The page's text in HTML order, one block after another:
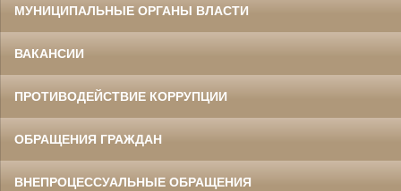
МУНИЦИПАЛЬНЫЕ ОРГАНЫ ВЛАСТИ
ВАКАНСИИ
ПРОТИВОДЕЙСТВИЕ КОРРУПЦИИ
ОБРАЩЕНИЯ ГРАЖДАН
ВНЕПРОЦЕССУАЛЬНЫЕ ОБРАЩЕНИЯ